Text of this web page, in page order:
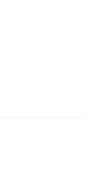
Whatsapp
в Messenger
в LinkedIn
news
Viber
в LinkedIn